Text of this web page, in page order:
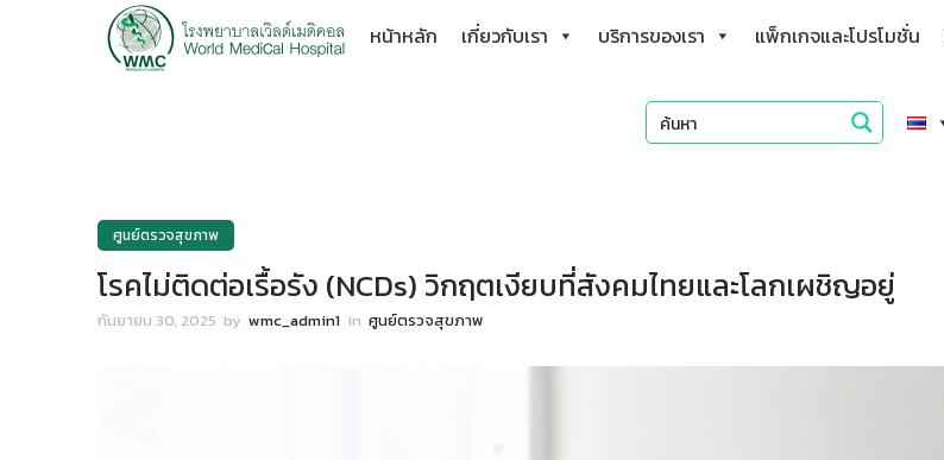
หน้าหลัก เกี่ยวกับเรา บริการของเรา แพ็กเกจและโปรโมชั่น
ศูนย์ตรวจสุขภาพ
โรคไม่ติดต่อเรื้อรัง (NCDs) วิกฤตเงียบที่สังคมไทยและโลกเผชิญอยู่
กันยายน 30, 2025 by wmc_admin1 in ศูนย์ตรวจสุขภาพ